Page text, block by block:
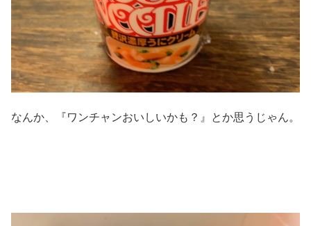
なんか、『ワンチャンおいしいかも？』とか思うじゃん。